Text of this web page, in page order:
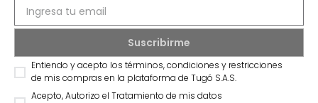
Entiendo y acepto los términos, condiciones y restricciones
de mis compras en la plataforma de Tugó S.A.S.
Acepto, Autorizo el Tratamiento de mis datos